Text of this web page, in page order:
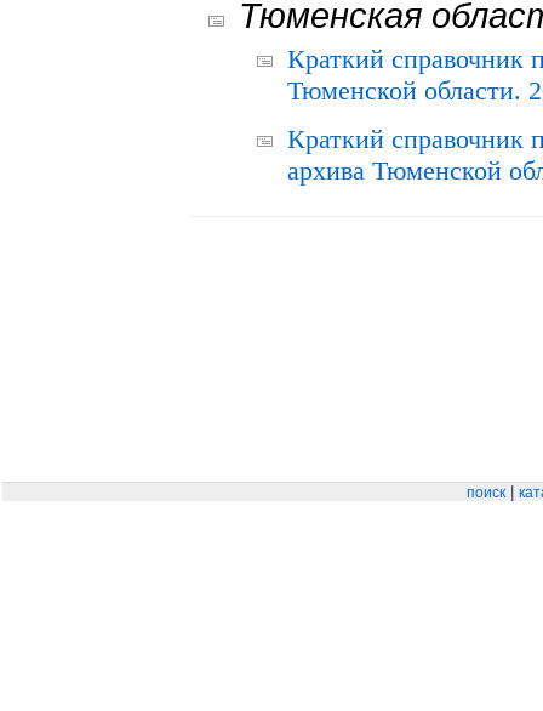
Тюменская
Краткий справочник
Тюменской области.
Краткий справочник
архива Тюменской
поиск